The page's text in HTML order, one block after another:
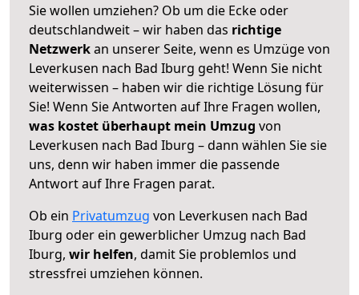
Sie wollen umziehen? Ob um die Ecke oder
deutschlandweit – wir haben das richtige
Netzwerkan unserer Seite, wenn es Umzüge von
Leverkusen nach Bad Iburg geht! Wenn Sie nicht
weiterwissen – haben wir die richtige Lösung für
Sie! Wenn Sie Antworten auf Ihre Fragen wollen,
was kostet überhaupt mein Umzug von
Leverkusen nach Bad Iburg – dann wählen Sie sie
uns, denn wir haben immer die passende
Antwort auf Ihre Fragen parat.
Ob ein Privatumzug von Leverkusen nach Bad
Iburg oder ein gewerblicher Umzug nach Bad
Iburg, wir helfen, damit Sie problemlos und
stressfrei umziehen können.